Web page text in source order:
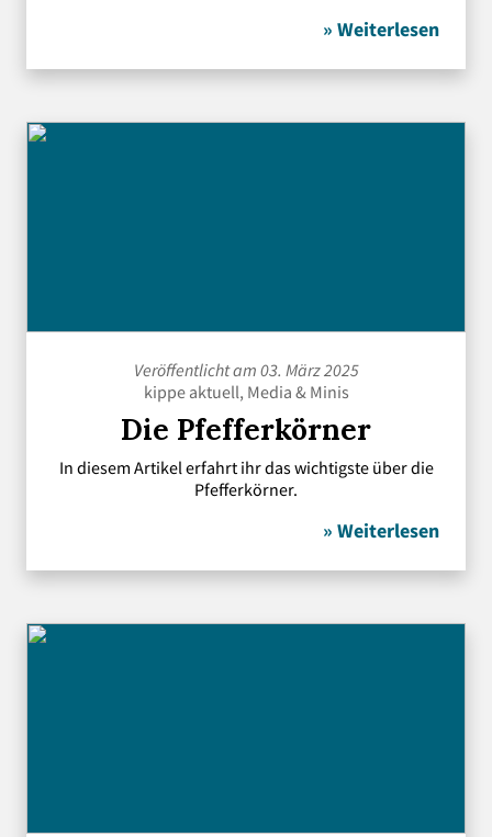
» Weiterlesen
Veröffentlicht am 03. März 2025
kippe aktuell, Media & Minis
Die Pfefferkörner
In diesem Artikel erfahrt ihr das wichtigste über die
Pfefferkörner.
» Weiterlesen